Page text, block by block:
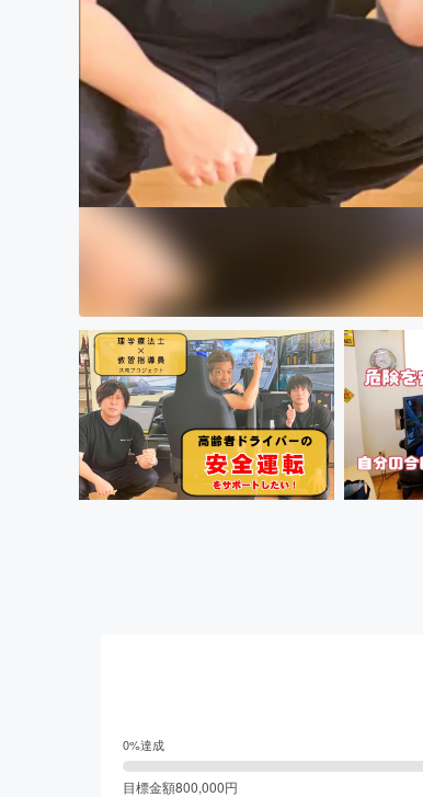
0%達成
目標金額800,000円